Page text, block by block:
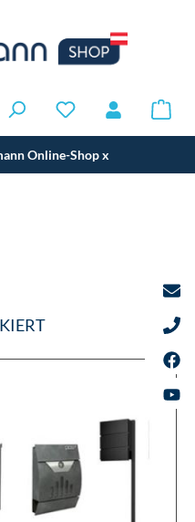
Online-Shopx